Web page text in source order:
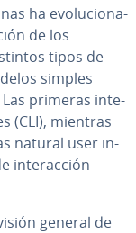
ha evo­lu­cio­na­
de los
tipos de
simples
Las primeras in­te­
(CLI), mientras
natural user in­
in­ter­ac­ción
general de